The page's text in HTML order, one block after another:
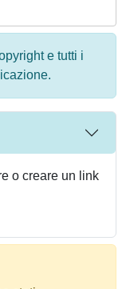
e tutti i
o creare un link